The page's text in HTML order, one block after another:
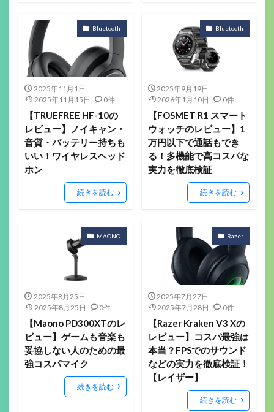
Bluetooth
2025年11月1日
2025年11月15日
0件
【TRUEFREE HF-10の
レビュー】ノイキャン・
音質・バッテリー持ちも
いい！ワイヤレスヘッド
ホン
続きを読む
Bluetooth
2025年9月19日
2026年1月10日
0件
【FOSMET R1 スマート
ウォッチのレビュー】1
万円以下で通話もでき
る！多機能で高コスパな
実力を徹底検証
続きを読む
MAONO
2025年8月25日
2025年8月25日
0件
【Maono PD300XTのレ
ビュー】ゲームも音楽も
妥協しない人のための最
強コスパマイク
続きを読む
Razer
2025年7月27日
2025年7月28日
0件
【Razer Kraken V3 Xの
レビュー】コスパ最強は
本当？FPSでのサウンド
などの実力を徹底検証！
【レイザー】
続きを読む